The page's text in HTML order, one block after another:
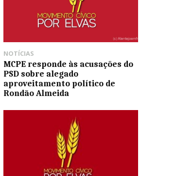
NOTÍCIAS
MCPE responde às acusações do
PSD sobre alegado
aproveitamento político de
Rondão Almeida